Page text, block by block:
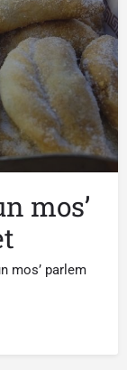
mos’
mos’ parlem